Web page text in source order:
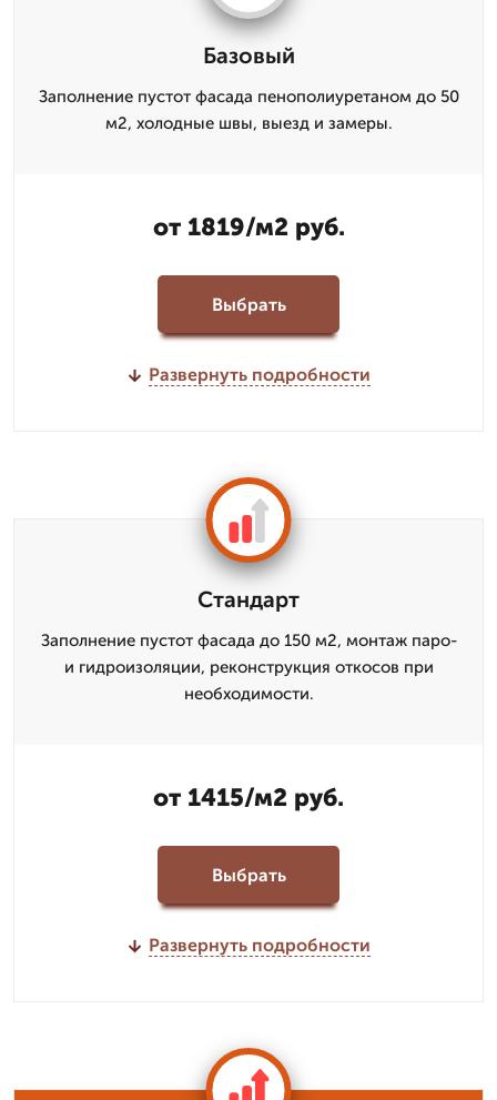
Базовый
Заполнение пустот фасада пенополиуретаном до 50
м2, холодные швы, выезд и замеры.
от 1819/м2 руб.
Выбрать
Развернуть подробности
Стандарт
Заполнение пустот фасада до 150 м2, монтаж паро-
и гидроизоляции, реконструкция откосов при
необходимости.
от 1415/м2 руб.
Выбрать
Развернуть подробности